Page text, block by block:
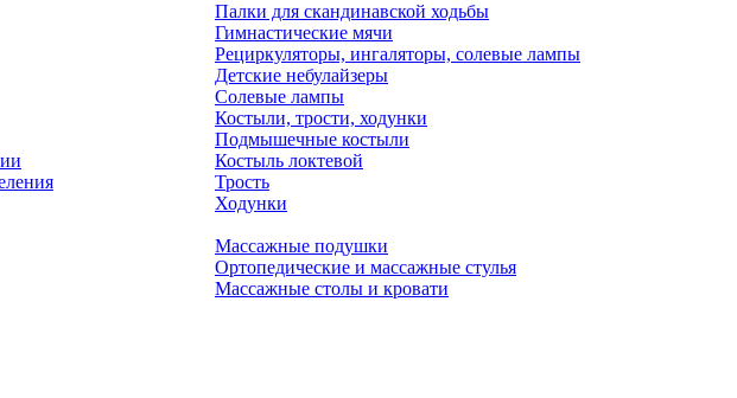
Палки для скандинавской ходьбы
Гимнастические мячи
Рециркуляторы, ингаляторы, солевые лампы
Детские небулайзеры
Солевые лампы
Костыли, трости, ходунки
Подмышечные костыли
Костыль локтевой
Трость
Ходунки
Массажные подушки
Ортопедические и массажные стулья
Массажные столы и кровати